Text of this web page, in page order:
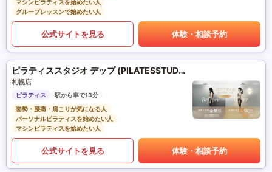
マシンピラティスを始めたい人
グループレッスンで始めたい人
公式サイトを見る 体験・相談予約
ピラティススタジオ デップ (PILATESSTUDIO DEP)
札幌店
ピラティス
駅から車で13分
姿勢・腰痛・肩こりが気になる人
パーソナルピラティスを始めたい人
マシンピラティスを始めたい人
公式サイトを見る 体験・相談予約